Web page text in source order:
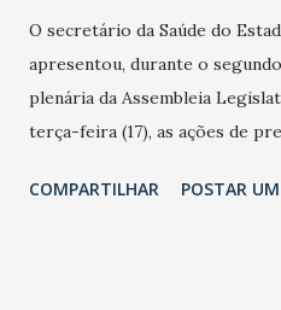
O secretário da Saúde do
apresentou, durante o
plenária da Assembleia
terça-feira (17), as ações de
adotadas pelo Governo do
COMPARTILHAR POSTAR